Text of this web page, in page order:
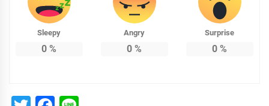
Sleepy
0 %
Angry
0 %
Surprise
0 %